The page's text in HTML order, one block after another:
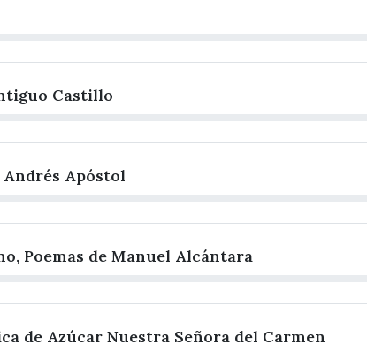
Castillo
Andrés Apóstol
Poemas de Manuel Alcántara
de Azúcar Nuestra Señora del Carmen